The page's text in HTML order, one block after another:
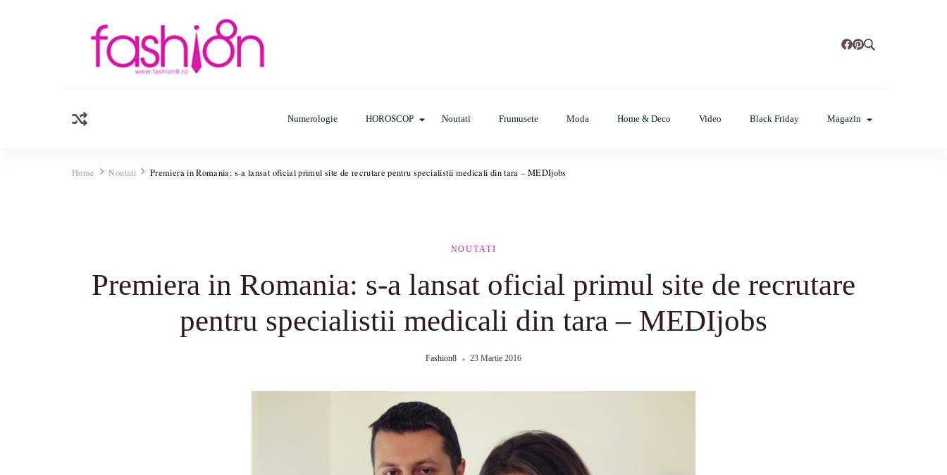
Numerologie HOROSCOP Noutati Frumusete Moda Home & Deco Video Black Friday Magazin
Home Noutati Premiera in Romania: s-a lansat oficial primul site de recrutare pentru specialistii medicali din tara – MEDIjobs
NOUTATI
Premiera in Romania: s-a lansat oficial primul site de recrutare
pentru specialistii medicali din tara – MEDIjobs
Fashion8 23 Martie 2016